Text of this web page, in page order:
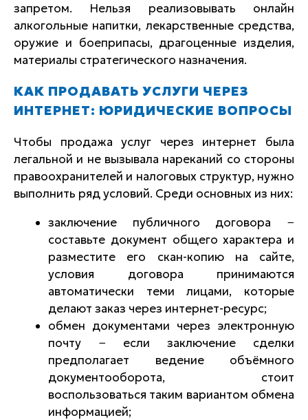
запретом. Нельзя реализовывать онлайн
алкогольные напитки, лекарственные средства,
оружие и боеприпасы, драгоценные изделия,
материалы стратегического назначения.
КАК ПРОДАВАТЬ УСЛУГИ ЧЕРЕЗ
ИНТЕРНЕТ: ЮРИДИЧЕСКИЕ ВОПРОСЫ
Чтобы продажа услуг через интернет была
легальной и не вызывала нареканий со стороны
правоохранителей и налоговых структур, нужно
выполнить ряд условий. Среди основных из них:
заключение публичного договора −
составьте документ общего характера и
разместите его скан-копию на сайте,
условия договора принимаются
автоматически теми лицами, которые
делают заказ через интернет-ресурс;
обмен документами через электронную
почту − если заключение сделки
предполагает ведение объёмного
документооборота, стоит
воспользоваться таким вариантом обмена
информацией;